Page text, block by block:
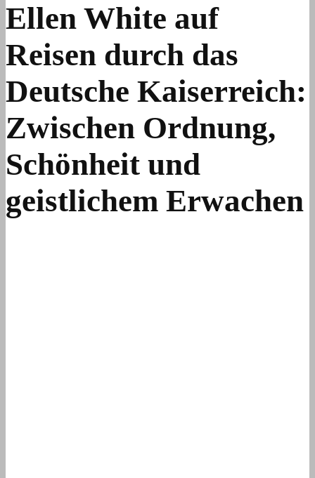
Ellen White auf
Reisen durch das
Deutsche Kaiserreich:
Zwischen Ordnung,
Schönheit und
geistlichem Erwachen